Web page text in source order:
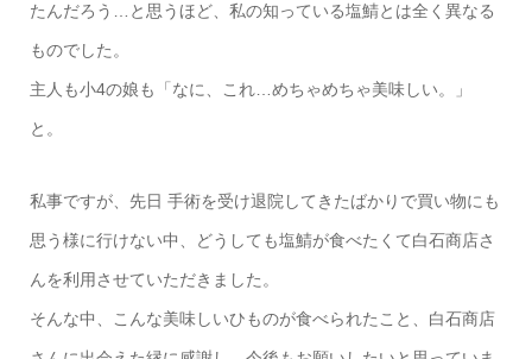
たんだろう…と思うほど、私の知っている塩鯖とは全く異なる
ものでした。
主人も小4の娘も「なに、これ…めちゃめちゃ美味しい。」
と。
私事ですが、先日 手術を受け退院してきたばかりで買い物にも
思う様に行けない中、どうしても塩鯖が食べたくて白石商店さ
んを利用させていただきました。
そんな中、こんな美味しいひものが食べられたこと、白石商店